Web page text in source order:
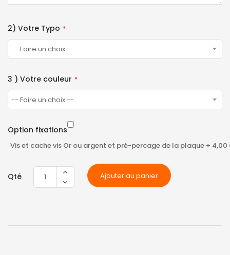
2) Votre Typo
3 ) Votre couleur
Option fixations
Vis et cache vis Or ou argent et pré-percage de la plaque + 4,00
Qté Ajouter au panier